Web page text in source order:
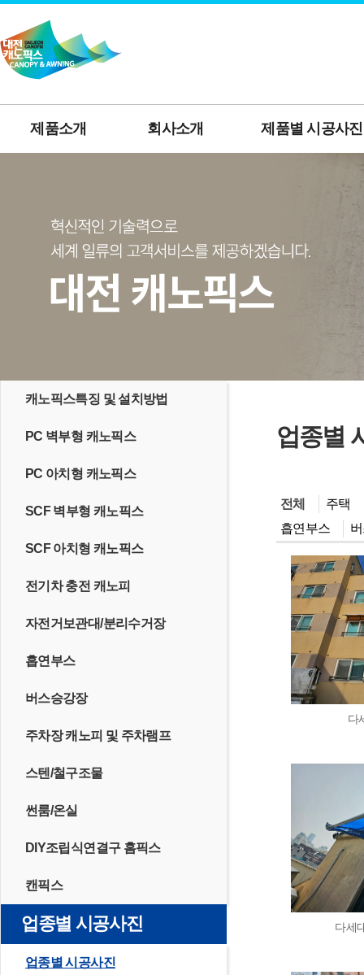
제품소개 회사소개 제품별 시공사진
캐노픽스특징 및 설치방법
PC 벽부형 캐노픽스
PC 아치형 캐노픽스
SCF 벽부형 캐노픽스
SCF 아치형 캐노픽스
전기차 충전 캐노피
자전거보관대/분리수거장
흡연부스
버스승강장
주차장 캐노피 및 주차램프
스텐/철구조물
썬룸/온실
DIY조립식연결구 홈픽스
캔픽스
업종별 시공사진
업종별 시공사진
업종별
전체
주택
흡연부스
다
다세